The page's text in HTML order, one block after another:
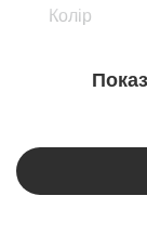
Колір